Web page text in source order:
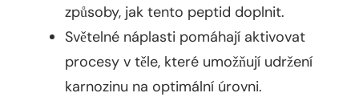
způsoby, jak tento peptid doplnit.
Světelné náplasti pomáhají aktivovat
procesy v těle, které umožňují udržení
karnozinu na optimální úrovni.